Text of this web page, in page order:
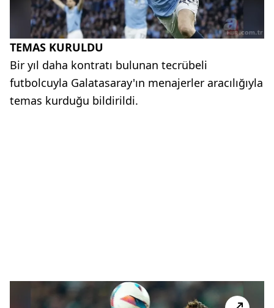
TEMAS KURULDU
Bir yıl daha kontratı bulunan tecrübeli
futbolcuyla Galatasaray'ın menajerler aracılığıyla
temas kurduğu bildirildi.